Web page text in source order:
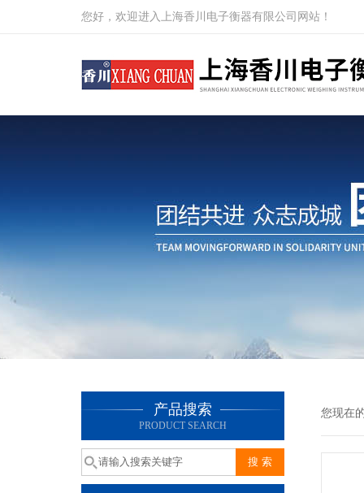
您好，欢迎进入上海香川电子衡器有限公司网站！
产品搜索
PRODUCT SEARCH
您现在